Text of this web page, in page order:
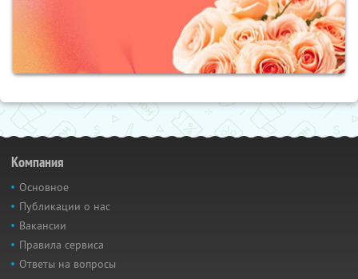
Компания
Основное
Публикации о нас
Вакансии
Правила сервиса
Ответы на вопросы